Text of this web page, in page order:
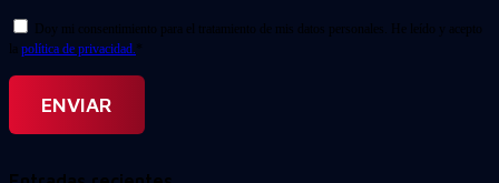
Doy mi consentimiento para el tratamiento de mis datos personales. He leído y acepto
la política de privacidad. *